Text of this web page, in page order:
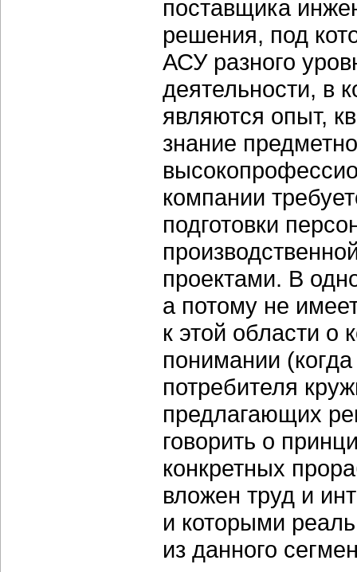
поставщика
решения, под
АСУ разного
деятельности, в
являются опыт,
знание
компании
подготовки
проектами. В
а потому не
к этой области о
понимании
потребителя
предлагающих
говорить о
конкретных
вложен труд и
и которыми
из данного